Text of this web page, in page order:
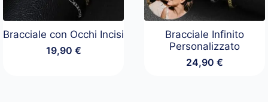
Bracciale con Occhi Incisi
19,90 €
Bracciale Infinito
Personalizzato
24,90 €